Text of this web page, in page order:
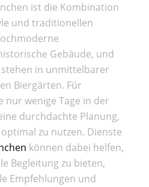
ist die Kombination
und traditionellen
Gebäude, und
in unmittelbarer
Biergärten. Für
nur wenige Tage in der
durchdachte Planung,
zu nutzen. Dienste
können dabei helfen,
Begleitung zu bieten,
Empfehlungen und